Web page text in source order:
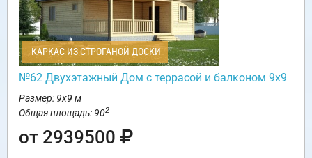
КАРКАС ИЗ СТРОГАНОЙ ДОСКИ
№62 Двухэтажный Дом с террасой и балконом 9х9
Размер: 9х9 м
Общая площадь: 902
от 2939500